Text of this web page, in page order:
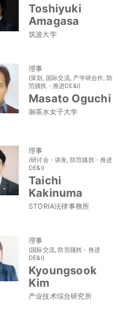
Toshiyuki
Amagasa
筑波大学
理事
(策划, 国际交流, 产学研合作, 防
范骚扰・推进DE&I)
Masato Oguchi
御茶水女子大学
理事
(研讨会・讲座, 防范骚扰・推进
DE&I)
Taichi
Kakinuma
STORIA法律事務所
理事
(国际交流, 防范骚扰・推进
DE&I)
Kyoungsook
Kim
产业技术综合研究所